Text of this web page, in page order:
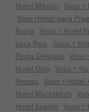
Hotel México Voos +
Voos+Hotel para
Roma Voos + Hotel
para Riga
Voos +
Ponta Delgada Voos
Hotel Oslo Voos +
Atenas Voos + Hotel
Hotel Marrakech
Hotel Seattle Voos +